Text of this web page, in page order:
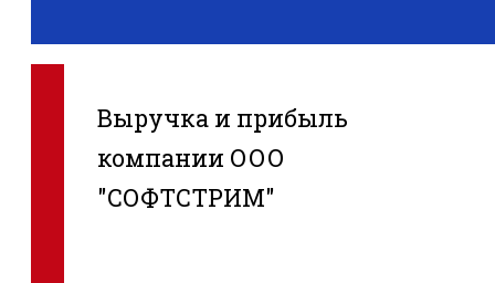
Выручка и прибыль
компании ООО
"СОФТСТРИМ"